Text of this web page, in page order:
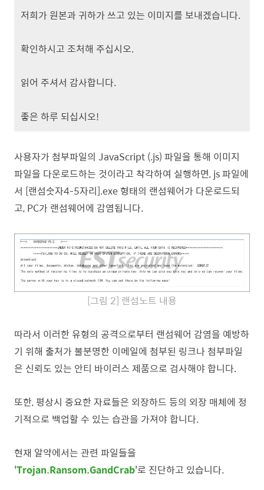
저희가 원본과 귀하가 쓰고 있는 이미지를 보내겠습니다.
확인하시고 조처해 주십시오.
읽어 주셔서 감사합니다.
좋은 하루 되십시오!
사용자가 첨부파일의 JavaScript (.js) 파일을 통해 이미지
파일을 다운로드하는 것이라고 착각하여 실행하면, js 파일에
서 [랜섬숫자4-5자리].exe 형태의 랜섬웨어가 다운로드되
고, PC가 랜섬웨어에 감염됩니다.
[그림 2] 랜섬노트 내용
따라서 이러한 유형의 공격으로부터 랜섬웨어 감염을 예방하
기 위해 출처가 불분명한 이메일에 첨부된 링크나 첨부파일
은 신뢰도 있는 안티 바이러스 제품으로 검사해야 합니다.
또한, 평상시 중요한 자료들은 외장하드 등의 외장 매체에 정
기적으로 백업할 수 있는 습관을 가져야 합니다.
현재 알약에서는 관련 파일들을
'Trojan.Ransom.GandCrab'로 진단하고 있습니다.